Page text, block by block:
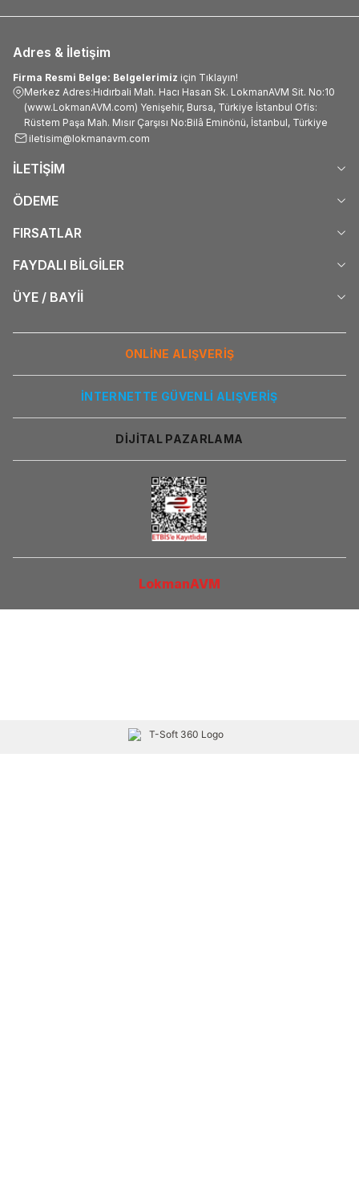
Adres & İletişim
Firma Resmi Belge: Belgelerimiz için Tıklayın!
Merkez Adres:Hıdırbali Mah. Hacı Hasan Sk. LokmanAVM Sit. No:10
(www.LokmanAVM.com) Yenişehir, Bursa, Türkiye İstanbul Ofis:
Rüstem Paşa Mah. Mısır Çarşısı No:Bilâ Eminönü, İstanbul, Türkiye
iletisim@lokmanavm.com
İLETİŞİM
ÖDEME
FIRSATLAR
FAYDALI BİLGİLER
ÜYE / BAYİİ
ONLİNE ALIŞVERİŞ
İNTERNETTE GÜVENLİ ALIŞVERİŞ
DİJİTAL PAZARLAMA
LokmanAVM